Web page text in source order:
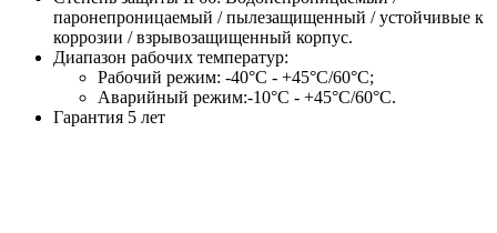
паронепроницаемый / пылезащищенный / устойчивые к
коррозии / взрывозащищенный корпус.
Диапазон рабочих температур:
Рабочий режим: -40°C - +45°C/60°C;
Аварийный режим:-10°C - +45°C/60°C.
Гарантия 5 лет